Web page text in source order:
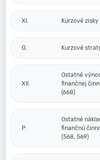
XI. Kurzové zisky
O. Kurzové
XII.
Ostatné
finančnej
(668)
P.
Ostatné
finančnú
(568, 569)